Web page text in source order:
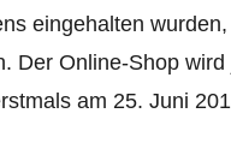
eingehalten
Der Online-Shop
am 25. Juni